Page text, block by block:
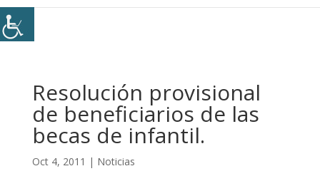
Resolución provisional
de beneficiarios de las
becas de infantil.
Oct 4, 2011 | Noticias